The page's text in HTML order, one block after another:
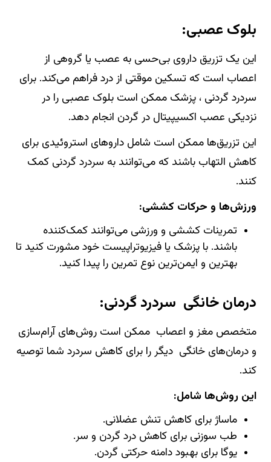
بلوک عصبی:
این یک تزریق داروی بی‌حسی به عصب یا گروهی از
اعصاب است که تسکین موقتی از درد فراهم می‌کند. برای
سردرد گردنی ، پزشک ممکن است بلوک عصبی را در
نزدیکی عصب اکسیپیتال در گردن انجام دهد.
این تزریق‌ها ممکن است شامل داروهای استروئیدی برای
کاهش التهاب باشند که می‌توانند به سردرد گردنی کمک
کنند.
ورزش‌ها و حرکات کششی:
تمرینات کششی و ورزشی می‌توانند کمک‌کننده
باشند. با پزشک یا فیزیوتراپیست خود مشورت کنید تا
بهترین و ایمن‌ترین نوع تمرین را پیدا کنید.
درمان خانگی سردرد گردنی:
متخصص مغز و اعصاب ممکن است روش‌های آرام‌سازی
و درمان‌های خانگی دیگر را برای کاهش سردرد شما توصیه
کند.
این روش‌ها شامل:
ماساژ برای کاهش تنش عضلانی.
طب سوزنی برای کاهش درد گردن و سر.
یوگا برای بهبود دامنه حرکتی گردن.